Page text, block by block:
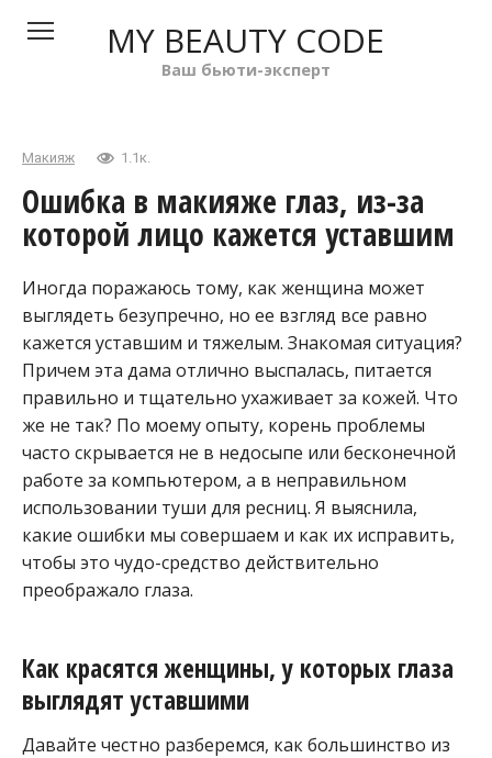
MY BEAUTY CODE
Ваш бьюти-эксперт
Макияж 1.1к.
Ошибка в макияже глаз, из-за
которой лицо кажется уставшим
Иногда поражаюсь тому, как женщина может
выглядеть безупречно, но ее взгляд все равно
кажется уставшим и тяжелым. Знакомая ситуация?
Причем эта дама отлично выспалась, питается
правильно и тщательно ухаживает за кожей. Что
же не так? По моему опыту, корень проблемы
часто скрывается не в недосыпе или бесконечной
работе за компьютером, а в неправильном
использовании туши для ресниц. Я выяснила,
какие ошибки мы совершаем и как их исправить,
чтобы это чудо-средство действительно
преображало глаза.
Как красятся женщины, у которых глаза
выглядят уставшими
Давайте честно разберемся, как большинство из